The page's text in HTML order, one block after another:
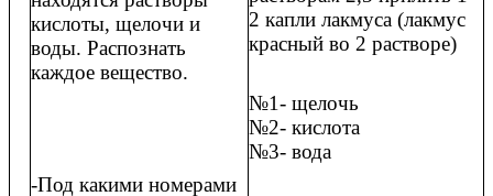
кислоты, щелочи и
воды. Распознать
каждое вещество.
-Под какими номерами
2 капли лакмуса (лакмус
красный во 2 растворе)
№1- щелочь
№2- кислота
№3- вода